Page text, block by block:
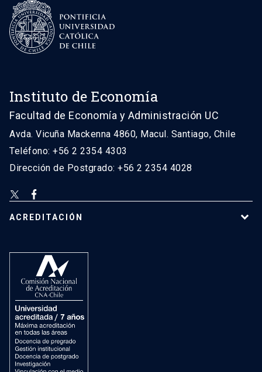
Instituto de Economía
Facultad de Economía y Administración UC
Avda. Vicuña Mackenna 4860, Macul. Santiago, Chile
Teléfono: +56 2 2354 4303
Dirección de Postgrado: +56 2 2354 4028
ACREDITACIÓN